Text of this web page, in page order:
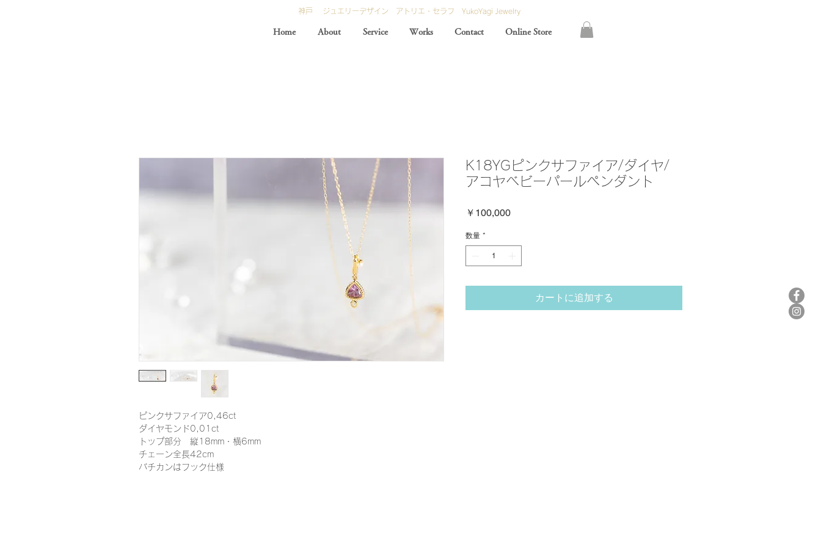
神戸 ジュエリーデザイン アトリエ・セラフ YukoYagi Jewelry
Home About Service Works Contact Online Store
ピンクサファイア0,46ct
ダイヤモンド0,01ct
トップ部分　縦18mm・横6mm
チェーン全長42cm
バチカンはフック仕様
K18YGピンクサファイア/ダイヤ/
アコヤベビーパールペンダント
￥100,000価
数量 *
カートに追加する